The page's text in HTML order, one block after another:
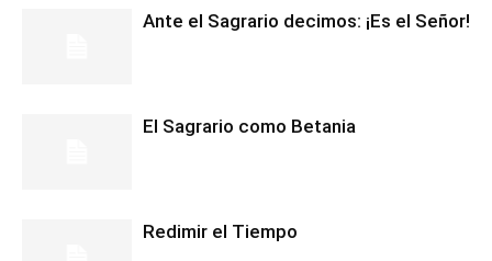
Ante el Sagrario decimos: ¡Es el Señor!
El Sagrario como Betania
Redimir el Tiempo